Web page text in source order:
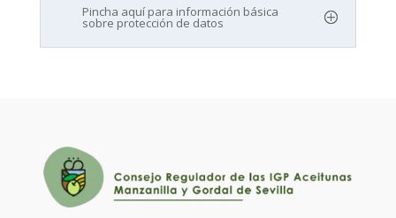
Pincha aquí para información básica
sobre protección de datos